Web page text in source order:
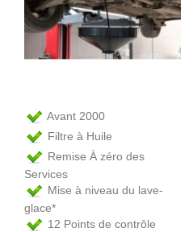
Avant 2000
Filtre à Huile
Remise À zéro des
Services
Mise à niveau du lave-
glace*
12 Points de contrôle